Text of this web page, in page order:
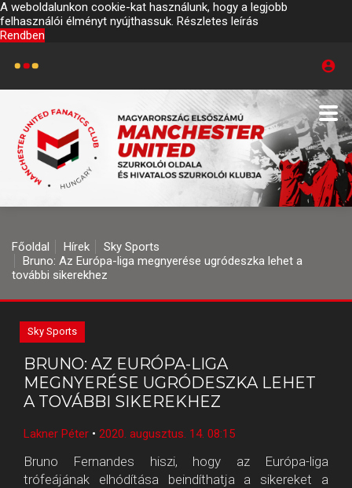
A weboldalunkon cookie-kat használunk, hogy a legjobb
felhasználói élményt nyújthassuk. Részletes leírás
Rendben
Főoldal Hírek
Sky Sports
Bruno: Az Európa-liga megnyerése ugródeszka lehet a
további sikerekhez
Sky Sports
BRUNO: AZ EURÓPA-LIGA
MEGNYERÉSE UGRÓDESZKA LEHET
A TOVÁBBI SIKEREKHEZ
Lakner Péter • 2020. augusztus. 14. 08:15
Bruno Fernandes hiszi, hogy az Európa-liga
trófeájának elhódítása beindíthatja a sikereket a